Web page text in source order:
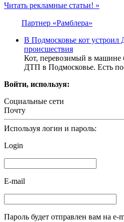
Читать рекламные статьи! »
Партнер «Рамблера»
В Подмосковье кот устроил
происшествия
Кот, перевозимый в машине
ДТП в Подмосковье. Есть
Войти, используя:
Социальные сети
Почту
Используя логин и пароль:
Login
E-mail
Пароль будет отправлен вам на e-